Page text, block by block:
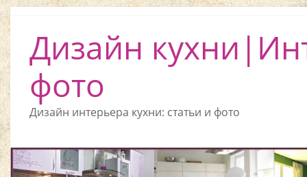
Дизайн
фото
Дизайн интерьера кухни: статьи и фото